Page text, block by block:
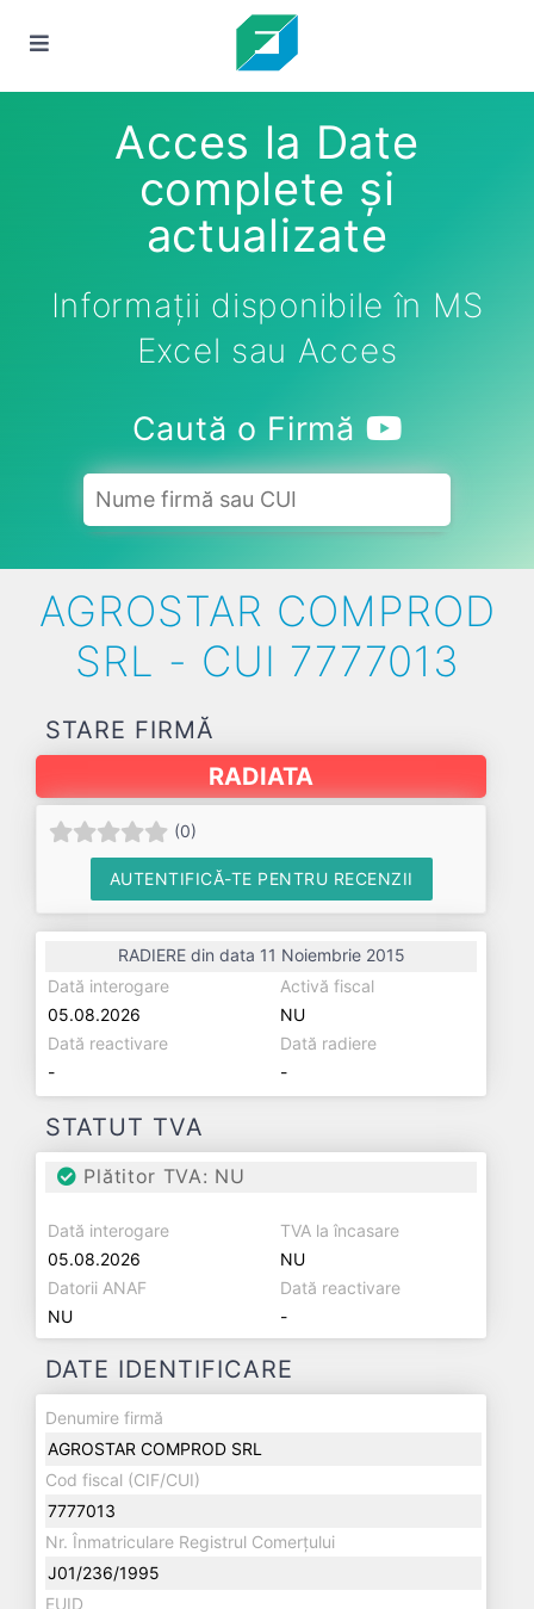
Acces la Date
complete și
actualizate
Informații disponibile în MS
Excel sau Acces
Caută o Firmă
AGROSTAR COMPROD
SRL - CUI 7777013
STARE FIRMĂ
RADIATA
(0)
AUTENTIFICĂ-TE PENTRU RECENZII
RADIERE din data 11 Noiembrie 2015
Dată interogare
05.08.2026
Activă fiscal
NU
Dată reactivare
-
Dată radiere
-
STATUT TVA
Plătitor TVA: NU
Dată interogare
05.08.2026
TVA la încasare
NU
Datorii ANAF
NU
Dată reactivare
-
DATE IDENTIFICARE
Denumire firmă
AGROSTAR COMPROD SRL
Cod fiscal (CIF/CUI)
7777013
Nr. Înmatriculare Registrul Comerțului
J01/236/1995
EUID